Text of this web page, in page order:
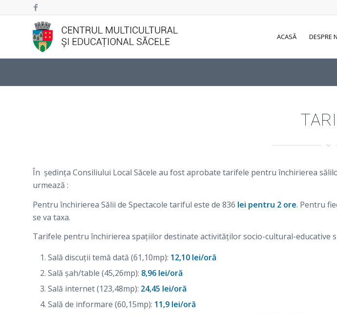
ACASĂ DESPRE
În ședinţa Consiliului Local Săcele au fost aprobate tarifele pentru închirierea
urmează :
Pentru închirierea Sălii de Spectacole tariful este de 836 lei pentru 2 ore. Pentru
se va taxa.
Tarifele pentru închirierea spaţiilor destinate activităţilor socio-cultural-educative
Sală discuții temă dată (61,10mp): 12,10 lei/oră
Sală șah/table (45,26mp): 8,96 lei/oră
Sală internet (123,48mp): 24,45 lei/oră
Sală de informare (60,15mp): 11,9 lei/oră